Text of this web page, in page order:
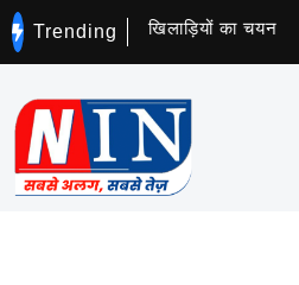
Trending
कॉलेज के लिए 5 खिलाड़ियों का चयन